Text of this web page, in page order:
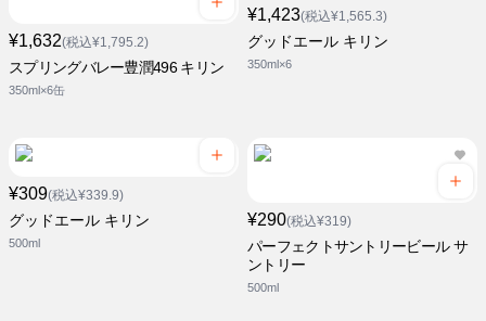
¥1,632(税込¥1,795.2)
スプリングバレー豊潤496 キリン
350ml×6缶
¥1,423(税込¥1,565.3)
グッドエール キリン
350ml×6
¥309(税込¥339.9)
グッドエール キリン
500ml
¥290(税込¥319)
パーフェクトサントリービール サ
ントリー
500ml